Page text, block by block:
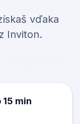
vďaka
Inviton.
min